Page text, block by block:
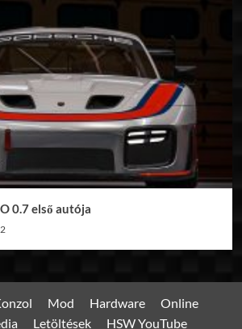
0.7 első autója
Mod Hardware
Online
Letöltések HSW YouTube